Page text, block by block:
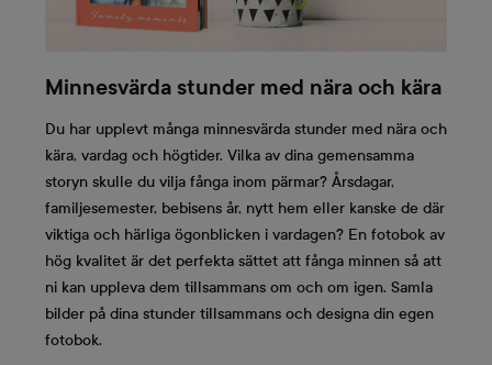
Minnesvärda stunder med nära och kära
Du har upplevt många minnesvärda stunder med nära och
kära, vardag och högtider. Vilka av dina gemensamma
storyn skulle du vilja fånga inom pärmar? Årsdagar,
familjesemester, bebisens år, nytt hem eller kanske de där
viktiga och härliga ögonblicken i vardagen? En fotobok av
hög kvalitet är det perfekta sättet att fånga minnen så att
ni kan uppleva dem tillsammans om och om igen. Samla
bilder på dina stunder tillsammans och designa din egen
fotobok.